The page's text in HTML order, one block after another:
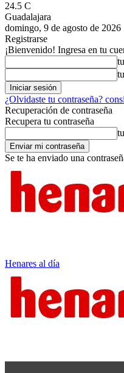
24.5 C
Guadalajara
domingo, 9 de agosto de 2026
Registrarse
¡Bienvenido! Ingresa en tu
¿Olvidaste tu contraseña?
Recuperación de contraseña
Recupera tu contraseña
Se te ha enviado una
Henares al día